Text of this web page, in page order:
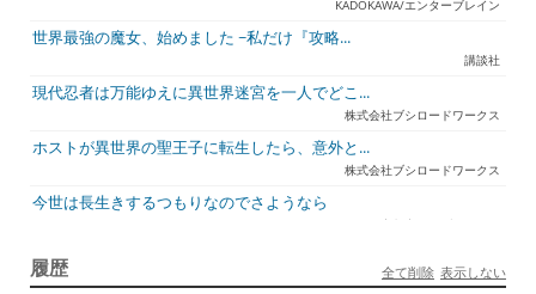
KADOKAWA/エンターブレイン
世界最強の魔女、始めました ~私だけ『攻略...
講談社
現代忍者は万能ゆえに異世界迷宮を一人でどこ...
株式会社ブシロードワークス
ホストが異世界の聖王子に転生したら、意外と...
株式会社ブシロードワークス
今世は長生きするつもりなのでさようなら
宇都宮ケーブルテレビ
ジュリとエレナの森の相談所 ~付与の力であ...
一二三書房
履歴 表示しない
全て削除